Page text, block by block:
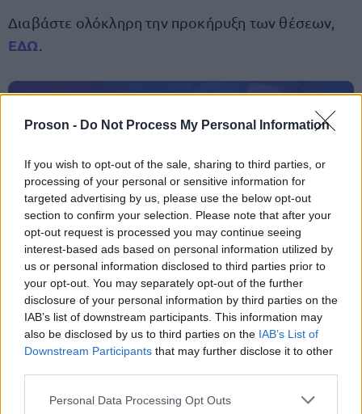
Proson - Do Not Process My Personal Information
If you wish to opt-out of the sale, sharing to third parties, or
processing of your personal or sensitive information for
targeted advertising by us, please use the below opt-out
section to confirm your selection. Please note that after your
opt-out request is processed you may continue seeing
interest-based ads based on personal information utilized by
us or personal information disclosed to third parties prior to
your opt-out. You may separately opt-out of the further
disclosure of your personal information by third parties on the
IAB’s list of downstream participants. This information may
also be disclosed by us to third parties on the IAB’s List of
Downstream Participants that may further disclose it to other
Please note that this website/app uses one or more Google
Personal Data Processing Opt Outs
Διαβάστε ολόκληρη την προκήρυξη των θέσεων,
ΕΔΩ
ΑΣΕΠ: Πιστοποίηση Αγγλικών σε
ΑΣΕΠ: Εξ αποστάσεως η πιο Εύκολη
Πιστοποίηση Υπολογιστών σε 2
μέρες
Μάθε πρώτος όλες τις σημαντικές